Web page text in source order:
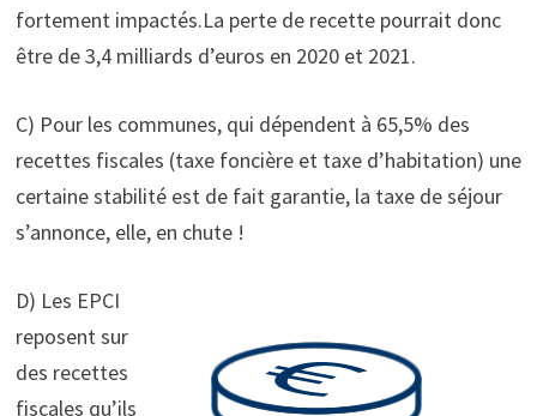
fortement impactés.La perte de recette pourrait donc
être de 3,4 milliards d’euros en 2020 et 2021.
C) Pour les communes, qui dépendent à 65,5% des
recettes fiscales (taxe foncière et taxe d’habitation) une
certaine stabilité est de fait garantie, la taxe de séjour
s’annonce, elle, en chute !
D) Les EPCI
reposent sur
des recettes
fiscales qu’ils